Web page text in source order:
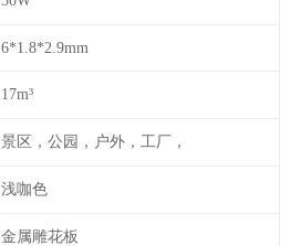
6*1.8*2.9mm
17m³
景区，公园，户外，工厂，
浅咖色
金属雕花板